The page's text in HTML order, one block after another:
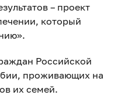
– проект
который
Российской
проживающих на
их семей.